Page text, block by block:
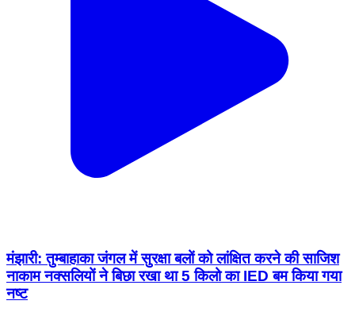
मंझारी: तुम्बाहाका जंगल में सुरक्षा बलों को लांक्षित करने की साजिश
नाकाम नक्सलियों ने बिछा रखा था 5 किलो का IED बम किया गया
नष्ट